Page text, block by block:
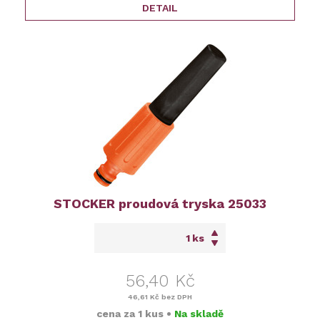
DETAIL
STOCKER proudová tryska 25033
ks
56,40 Kč
46,61 Kč bez DPH
cena za 1 kus • Na skladě